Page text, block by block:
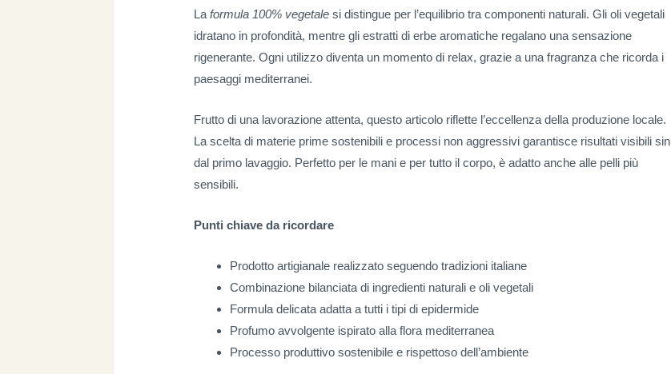
Laformula 100% vegetale si distingue per l’equilibrio tra componenti naturali. Gli oli vegetali
idratano in profondità, mentre gli estratti di erbe aromatiche regalano una sensazione
rigenerante. Ogni utilizzo diventa un momento di relax, grazie a una fragranza che ricorda i
paesaggi mediterranei.
Frutto di una lavorazione attenta, questo articolo riflette l’eccellenza della produzione locale.
La scelta di materie prime sostenibili e processi non aggressivi garantisce risultati visibili sin
dal primo lavaggio. Perfetto per le mani e per tutto il corpo, è adatto anche alle pelli più
sensibili.
Punti chiave da ricordare
Prodotto artigianale realizzato seguendo tradizioni italiane
Combinazione bilanciata di ingredienti naturali e oli vegetali
Formula delicata adatta a tutti i tipi di epidermide
Profumo avvolgente ispirato alla flora mediterranea
Processo produttivo sostenibile e rispettoso dell’ambiente